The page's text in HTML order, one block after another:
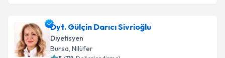
Dyt. Gülçin Darıcı Sivrioğlu
Diyetisyen
Bursa, Nilüfer